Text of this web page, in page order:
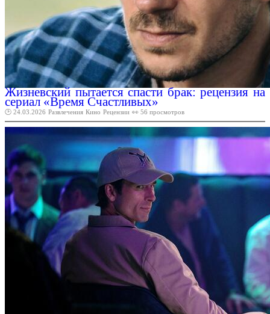
Жизневский пытается спасти брак: рецензия на
сериал «Время Счастливых»
🕑 24.03.2026 Развлечения Кино Рецензии 👀 56 просмотров